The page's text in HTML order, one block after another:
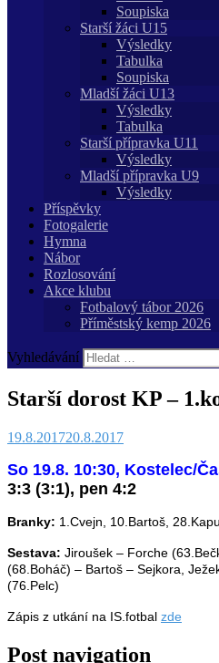
Soupiska
Starší žáci U15
Výsledky
Tabulka
Soupiska
Mladší žáci U13
Výsledky
Tabulka
Starší přípravka U11
Výsledky
Mladší přípravka U9
Výsledky
Příspěvky
Fotogalerie
Hymna
Nábor
Rozlosování
Akce klubu
Fotbalový tábor 2026
Příměstský kemp 2026
Vyhledávání
Starší dorost KP –
19.8.201720.8.2017
So 19.8. 10:30, Kostelec/
3:3 (3:1), pen 4:2
Branky: 1.Cvejn, 10.Bartoš,
Sestava: Jiroušek – Forche
(68.Boháč) – Bartoš – Sejkora,
(76.Pelc)
Zápis z utkání na IS.fotbal zde
Post navigation